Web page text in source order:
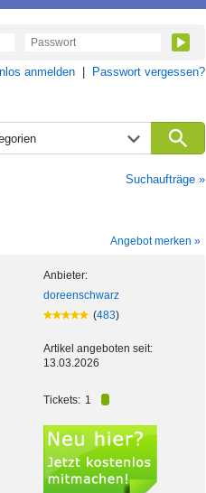
anmelden Passwort vergessen?
Suchaufträge »
Angebot merken »
Anbieter:
doreenschwarz
(483)
Artikel angeboten seit:
13.03.2026
Tickets: 1